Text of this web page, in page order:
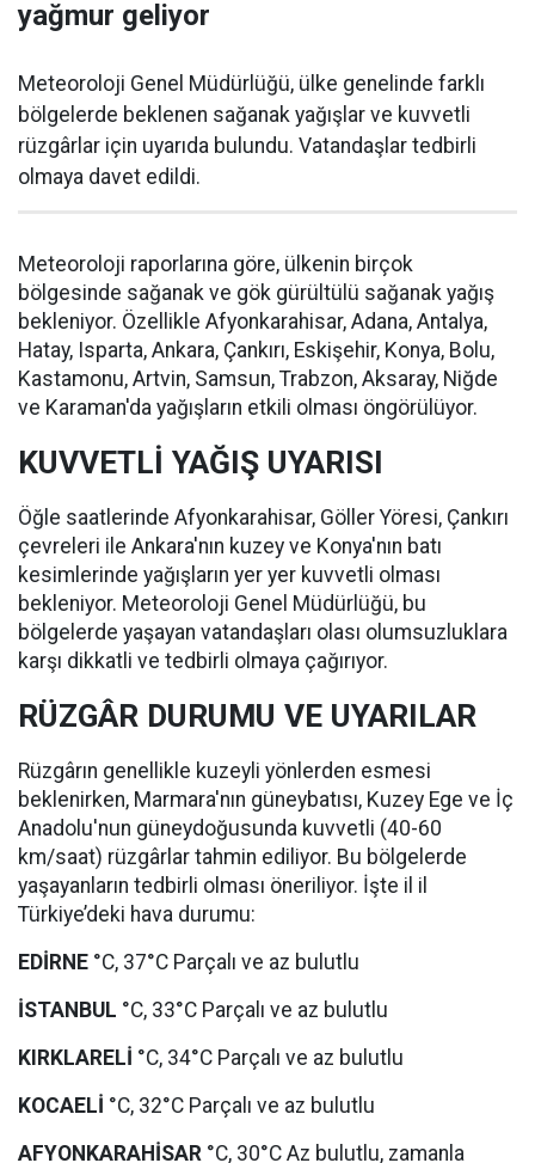
yağmur geliyor
Meteoroloji Genel Müdürlüğü, ülke genelinde farklı
bölgelerde beklenen sağanak yağışlar ve kuvvetli
rüzgârlar için uyarıda bulundu. Vatandaşlar tedbirli
olmaya davet edildi.
Meteoroloji raporlarına göre, ülkenin birçok
bölgesinde sağanak ve gök gürültülü sağanak yağış
bekleniyor. Özellikle Afyonkarahisar, Adana, Antalya,
Hatay, Isparta, Ankara, Çankırı, Eskişehir, Konya, Bolu,
Kastamonu, Artvin, Samsun, Trabzon, Aksaray, Niğde
ve Karaman'da yağışların etkili olması öngörülüyor.
KUVVETLİ YAĞIŞ UYARISI
Öğle saatlerinde Afyonkarahisar, Göller Yöresi, Çankırı
çevreleri ile Ankara'nın kuzey ve Konya'nın batı
kesimlerinde yağışların yer yer kuvvetli olması
bekleniyor. Meteoroloji Genel Müdürlüğü, bu
bölgelerde yaşayan vatandaşları olası olumsuzluklara
karşı dikkatli ve tedbirli olmaya çağırıyor.
RÜZGÂR DURUMU VE UYARILAR
Rüzgârın genellikle kuzeyli yönlerden esmesi
beklenirken, Marmara'nın güneybatısı, Kuzey Ege ve İç
Anadolu'nun güneydoğusunda kuvvetli (40-60
km/saat) rüzgârlar tahmin ediliyor. Bu bölgelerde
yaşayanların tedbirli olması öneriliyor. İşte il il
Türkiye’deki hava durumu:
EDİRNE °C, 37°C Parçalı ve az bulutlu
İSTANBUL °C, 33°C Parçalı ve az bulutlu
KIRKLARELİ °C, 34°C Parçalı ve az bulutlu
KOCAELİ °C, 32°C Parçalı ve az bulutlu
AFYONKARAHİSAR °C, 30°C Az bulutlu, zamanla